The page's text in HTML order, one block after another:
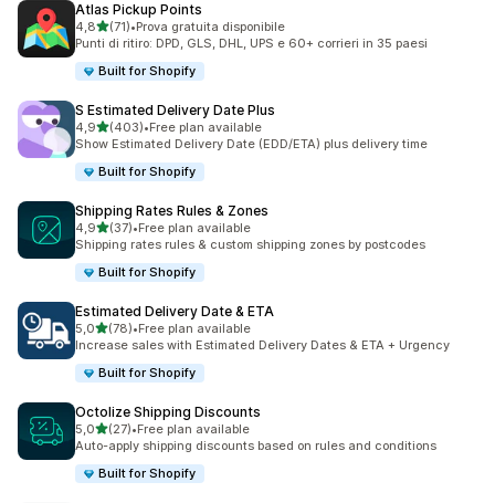
Atlas Pickup Points
4,8stelle su 5
(71)
71 recensioni totali
•Prova gratuita disponibile
Punti di ritiro: DPD, GLS, DHL, UPS e 60+ corrieri in 35 paesi
Built for Shopify
S Estimated Delivery Date Plus
4,9stelle su 5
(403)
403 recensioni totali
•Free plan available
Show Estimated Delivery Date (EDD/ETA) plus delivery time
Built for Shopify
Shipping Rates Rules & Zones
4,9stelle su 5
(37)
37 recensioni totali
•Free plan available
Shipping rates rules & custom shipping zones by postcodes
Built for Shopify
Estimated Delivery Date & ETA
5,0stelle su 5
(78)
78 recensioni totali
•Free plan available
Increase sales with Estimated Delivery Dates & ETA + Urgency
Built for Shopify
Octolize Shipping Discounts
5,0stelle su 5
(27)
27 recensioni totali
•Free plan available
Auto-apply shipping discounts based on rules and conditions
Built for Shopify